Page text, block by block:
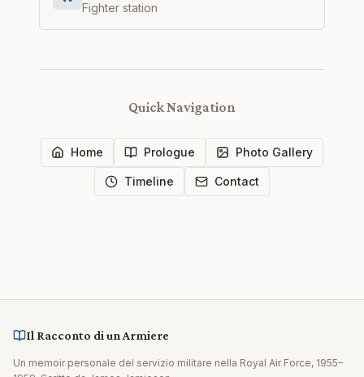
Fighter station
Quick Navigation
Home Prologue Photo Gallery
Timeline Contact
Il Racconto di un Armiere
Un memoir personale del servizio militare nella Royal Air Force, 1955–